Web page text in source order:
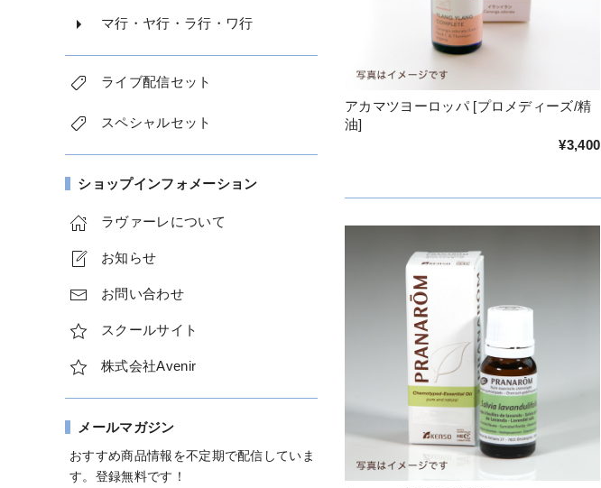
マ行・ヤ行・ラ行・ワ行
ライブ配信セット
スペシャルセット
ショップインフォメーション
ラヴァーレについて
お知らせ
お問い合わせ
スクールサイト
株式会社Avenir
メールマガジン
おすすめ商品情報を不定期で配信していま
す。登録無料です！
アカマツヨーロッパ [プロメディーズ/精
油]
¥3,400